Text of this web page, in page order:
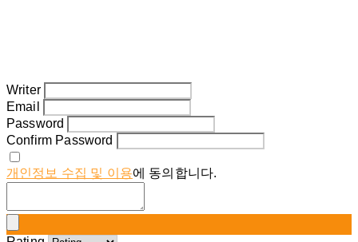
Writer
Email
Password
Confirm Password
개인정보 수집 및 이용에 동의합니다.